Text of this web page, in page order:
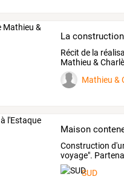
La
Récit de la
Mathieu &
Mathieu &
Maison
Construction
voyage".
SUD